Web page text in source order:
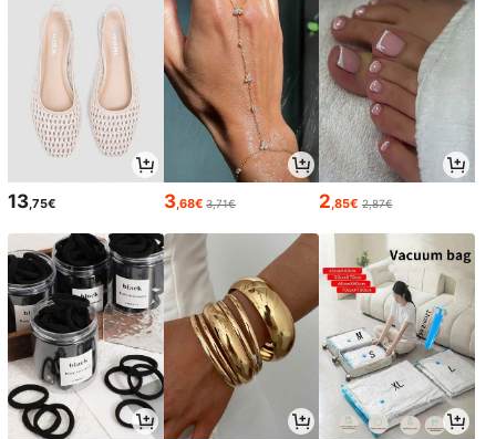
13 ,75€ 3,68€ 3,71€ 2 ,85€ 2,87€